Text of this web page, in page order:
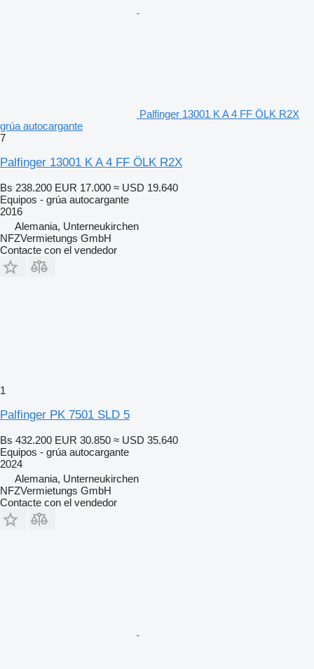
Palfinger 13001 K A 4 FF ÖLK R2X
grúa autocargante
7
Palfinger 13001 K A 4 FF ÖLK R2X
Bs 238.200 EUR 17.000 ≈ USD 19.640
Equipos - grúa autocargante
2016
Alemania, Unterneukirchen
NFZVermietungs GmbH
Contacte con el vendedor
1
Palfinger PK 7501 SLD 5
Bs 432.200 EUR 30.850 ≈ USD 35.640
Equipos - grúa autocargante
2024
Alemania, Unterneukirchen
NFZVermietungs GmbH
Contacte con el vendedor